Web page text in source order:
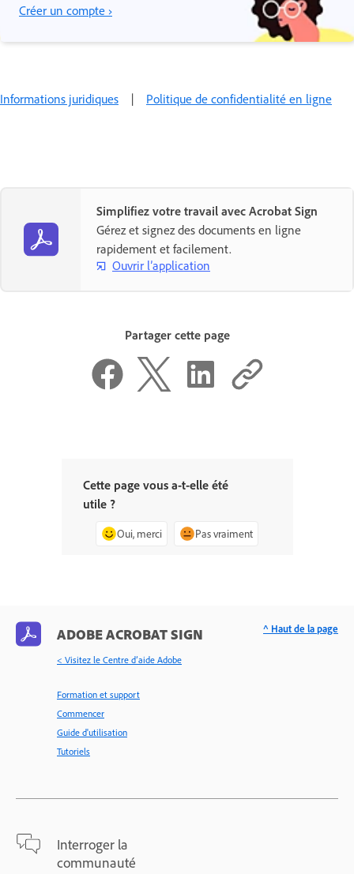
Créer un compte ›
Informations juridiques | Politique de confidentialité en ligne
Simplifiez votre travail avec Acrobat Sign
Gérez et signez des documents en ligne
rapidement et facilement.
Ouvrir l’application
Partager cette page
Cette page vous a-t-elle été
utile ?
Oui, merci Pas vraiment
ADOBE ACROBAT SIGN
< Visitez le Centre d’aide Adobe
Formation et support
Commencer
Guide d'utilisation
Tutoriels
Interroger la
communauté
^ Haut de la page